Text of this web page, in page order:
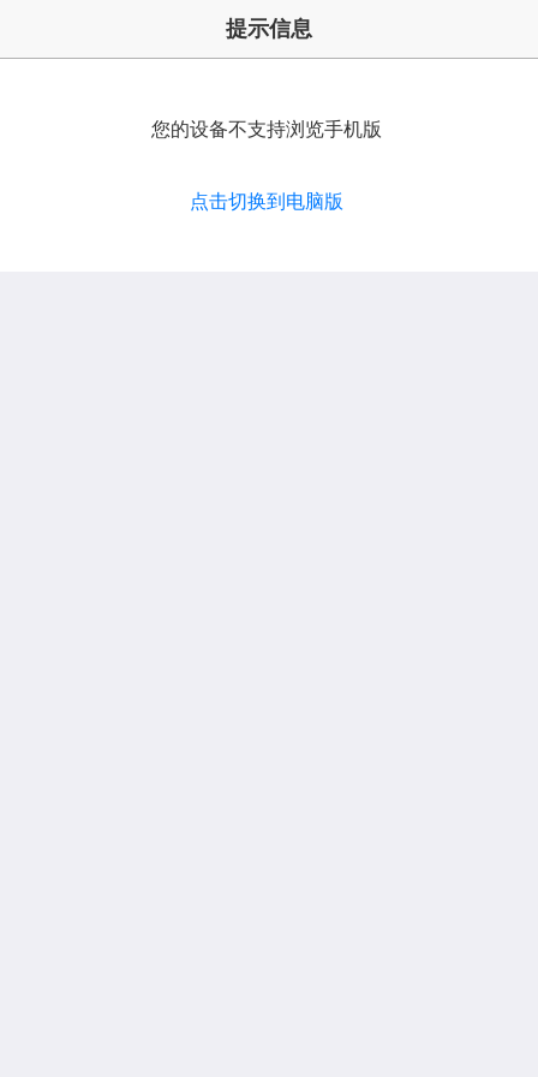
提示信息
您的设备不支持浏览手机版
点击切换到电脑版